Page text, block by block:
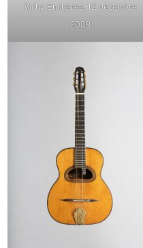
Vichy Enchères, 12 décembre
2008